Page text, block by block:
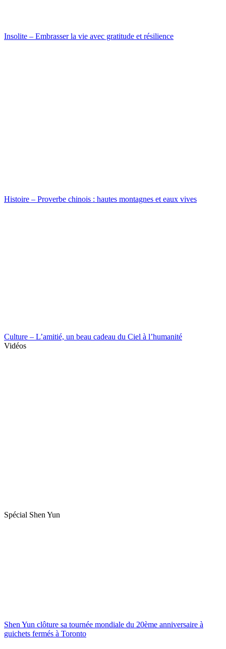
Insolite – Embrasser la vie avec gratitude et résilience
Histoire – Proverbe chinois : hautes montagnes et eaux vives
Culture – L’amitié, un beau cadeau du Ciel à l’humanité
Vidéos
Spécial Shen Yun
Shen Yun clôture sa tournée mondiale du 20ème anniversaire à
guichets fermés à Toronto